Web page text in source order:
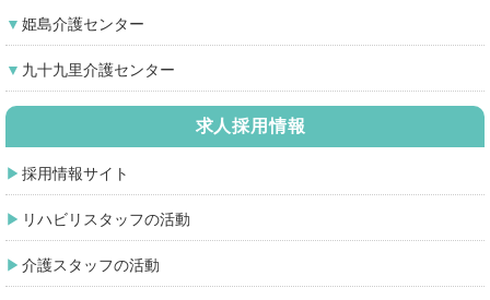
姫島介護センター
九十九里介護センター
求人採用情報
採用情報サイト
リハビリスタッフの活動
介護スタッフの活動